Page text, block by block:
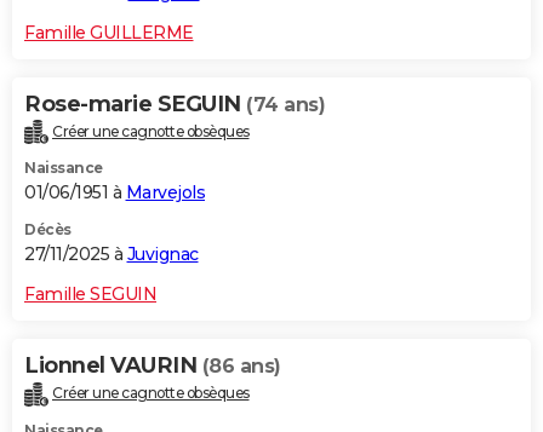
Famille GUILLERME
Rose-marie SEGUIN (74 ans)
Créer une cagnotte obsèques
Naissance
01/06/1951 à Marvejols
Décès
27/11/2025 à Juvignac
Famille SEGUIN
Lionnel VAURIN (86 ans)
Créer une cagnotte obsèques